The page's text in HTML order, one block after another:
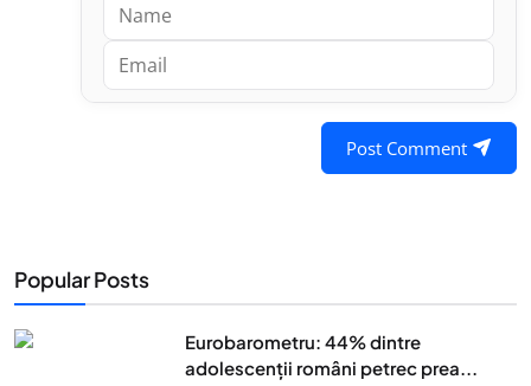
Post Comment
Popular Posts
Eurobarometru: 44% dintre
adolescenţii români petrec prea...